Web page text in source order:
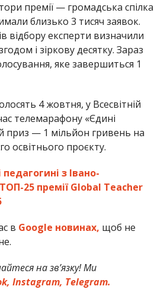
премії — громадська спілка
близько 3 тисяч заявок.
відбору експерти визначили
і зіркову десятку. Зараз
яке завершиться 1
4 жовтня, у Всесвітній
телемарафону «Єдині
приз — 1 мільйон гривень на
освітнього проєкту.
педагогині з Івано-
25 премії Global Teacher
в Google новинах, щоб не
на зв’язку! Ми
Instagram, Telegram.